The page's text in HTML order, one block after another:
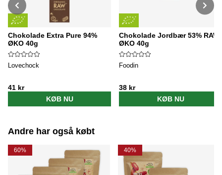
Chokolade Extra Pure 94%
ØKO 40g
Lovechock
41 kr
KØB NU
Chokolade Jordbær 53% RAW
ØKO 40g
Foodin
38 kr
KØB NU
Andre har også købt
60% 40%